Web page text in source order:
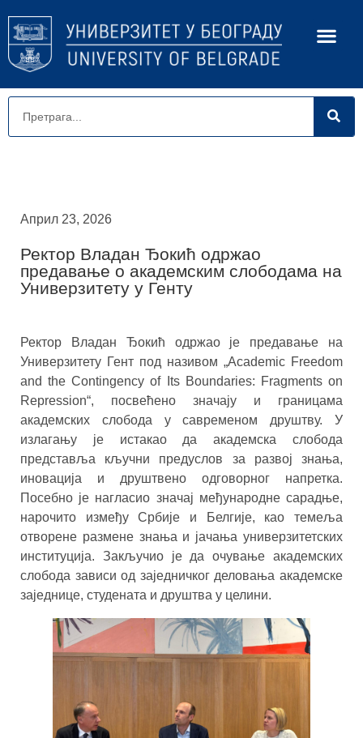
Април 23, 2026
Ректор Владан Ђокић одржао
предавање о академским слободама на
Универзитету у Генту
Ректор Владан Ђокић одржао је предавање на
Универзитету Гент под називом „Academic Freedom
and the Contingency of Its Boundaries: Fragments on
Repression“, посвећено значају и границама
академских слобода у савременом друштву. У
излагању је истакао да академска слобода
представља кључни предуслов за развој знања,
иновација и друштвено одговорног напретка.
Посебно је нагласио значај међународне сарадње,
нарочито између Србије и Белгије, као темеља
отворене размене знања и јачања универзитетских
институција. Закључио је да очување академских
слобода зависи од заједничког деловања академске
заједнице, студената и друштва у целини.